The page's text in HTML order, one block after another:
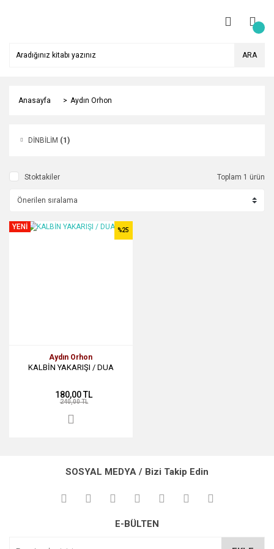
ARA
Anasayfa Aydın Orhon
DİNBİLİM (1)
Stoktakiler Toplam 1 ürün
YENİ
Aydın Orhon
KALBİN YAKARIŞI / DUA
%25
180,00 TL
240,00 TL
SOSYAL MEDYA / Bizi Takip Edin
E-BÜLTEN